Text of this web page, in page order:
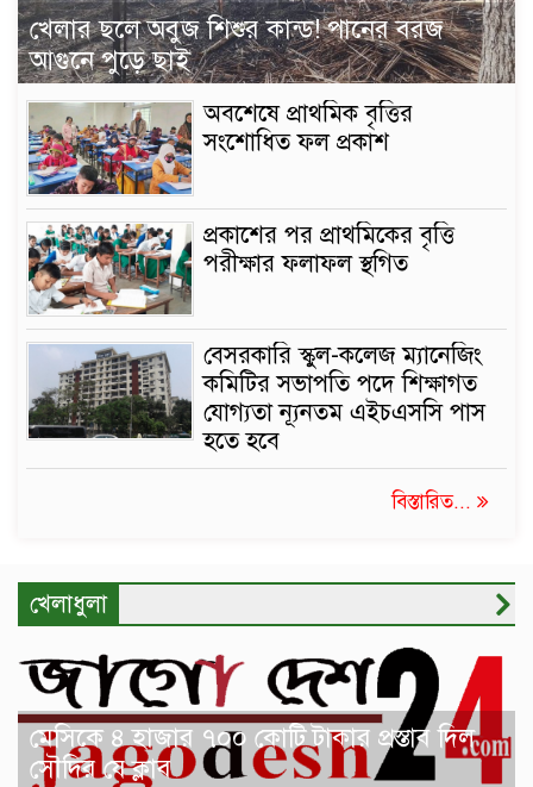
খেলার ছলে অবুজ শিশুর কান্ড! পানের বরজ
আগুনে পুড়ে ছাই
অবশেষে প্রাথমিক বৃত্তির
সংশোধিত ফল প্রকাশ
প্রকাশের পর প্রাথমিকের বৃত্তি
পরীক্ষার ফলাফল স্থগিত
বেসরকারি স্কুল-কলেজ ম্যানেজিং
কমিটির সভাপতি পদে শিক্ষাগত
যোগ্যতা ন্যূনতম এইচএসসি পাস
হতে হবে
বিস্তারিত...
খেলাধুলা
মেসিকে ৪ হাজার ৭০০ কোটি টাকার প্রস্তাব দিল
সৌদির যে ক্লাব